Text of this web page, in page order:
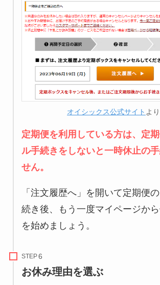
オイシックス公式サイト よ
定期便を利用している方は、定
ル手続きをしないと一時休止の
せん。
「注文履歴へ」を開いて定期便
続き後、もう一度マイページか
を始めましょう。
STEP
お休み理由を選ぶ